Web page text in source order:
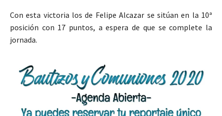
Con esta victoria los de Felipe Alcazar se sitúan en la 10ª
posición con 17 puntos, a espera de que se complete la
jornada.